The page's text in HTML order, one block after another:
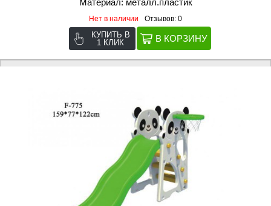
Материал: металл.пластик
Нет в наличии Отзывов: 0
КУПИТЬ В
1 КЛИК